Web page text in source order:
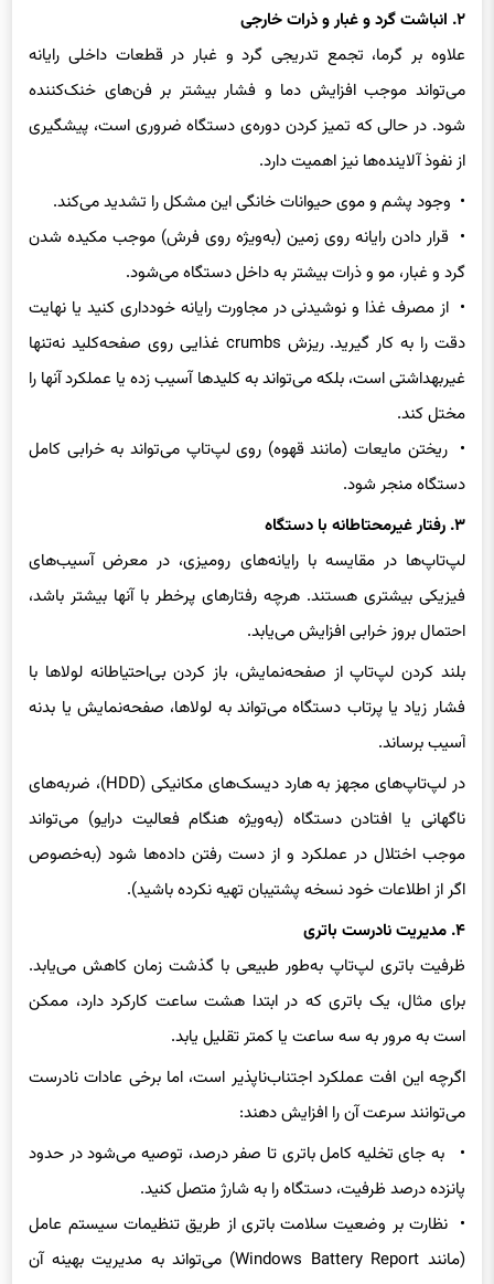
علاوه بر گرما، تجمع تدریجی گرد و غبار در قطعات داخلی رایانه
می‌تواند موجب افزایش دما و فشار بیشتر بر فن‌های خنک‌کننده
شود. در حالی که تمیز کردن دوره‌ی دستگاه ضروری است، پیشگیری
از نفوذ آلاینده‌ها نیز اهمیت دارد.
• وجود پشم و موی حیوانات خانگی این مشکل را تشدید می‌کند.
• قرار دادن رایانه روی زمین (به‌ویژه روی فرش) موجب مکیده شدن
گرد و غبار، مو و ذرات بیشتر به داخل دستگاه می‌شود.
• از مصرف غذا و نوشیدنی در مجاورت رایانه خودداری کنید یا نهایت
دقت را به کار گیرید. ریزش crumbs غذایی روی صفحه‌کلید نه‌تنها
غیربهداشتی است، بلکه می‌تواند به کلیدها آسیب زده یا عملکرد آنها را
مختل کند.
• ریختن مایعات (مانند قهوه) روی لپ‌تاپ می‌تواند به خرابی کامل
دستگاه منجر شود.
۳. رفتار غیرمحتاطانه با دستگاه
لپ‌تاپ‌ها در مقایسه با رایانه‌های رومیزی، در معرض آسیب‌های
فیزیکی بیشتری هستند. هرچه رفتارهای پرخطر با آنها بیشتر باشد،
احتمال بروز خرابی افزایش می‌یابد.
بلند کردن لپ‌تاپ از صفحه‌نمایش، باز کردن بی‌احتیاطانه لولاها با
فشار زیاد یا پرتاب دستگاه می‌تواند به لولاها، صفحه‌نمایش یا بدنه
آسیب برساند.
ناگهانی یا افتادن دستگاه (به‌ویژه هنگام فعالیت درایو) می‌تواند
موجب اختلال در عملکرد و از دست رفتن داده‌ها شود (به‌خصوص
اگر از اطلاعات خود نسخه پشتیبان تهیه نکرده باشید).
۴. مدیریت نادرست باتری
ظرفیت باتری لپ‌تاپ به‌طور طبیعی با گذشت زمان کاهش می‌یابد.
برای مثال، یک باتری که در ابتدا هشت ساعت کارکرد دارد، ممکن
است به مرور به سه ساعت یا کمتر تقلیل یابد.
اگرچه این افت عملکرد اجتناب‌ناپذیر است، اما برخی عادات نادرست
می‌توانند سرعت آن را افزایش دهند:
• به جای تخلیه کامل باتری تا صفر درصد، توصیه می‌شود در حدود
پانزده درصد ظرفیت، دستگاه را به شارژ متصل کنید.
• نظارت بر وضعیت سلامت باتری از طریق تنظیمات سیستم عامل
(مانند Windows Battery Report) می‌تواند به مدیریت بهینه آن
کمک کند.